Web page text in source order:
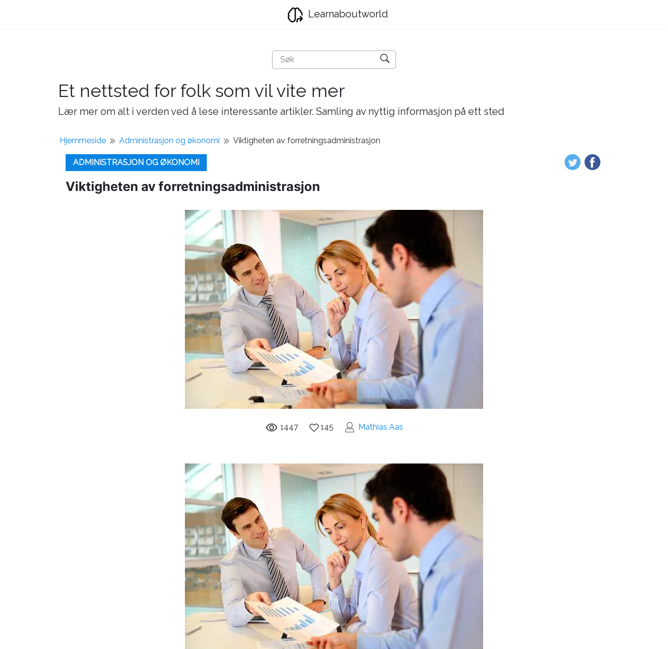
Learnaboutworld
Et nettsted for folk som vil vite mer
Lær mer om alt i verden ved å lese interessante artikler. Samling av nyttig informasjon på ett sted
Hjemmeside Administrasjon og økonomi Viktigheten av forretningsadministrasjon
ADMINISTRASJON OG ØKONOMI
Viktigheten av forretningsadministrasjon
1447 145 Mathias Aas